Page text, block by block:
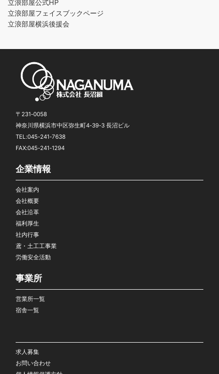
立浪部屋公式HP
立浪部屋フェイスブックページ
立浪部屋横浜後援会
〒231-0058
神奈川県横浜市中区弥生町4-39-3 長沼ビル
TEL:045-241-7638
FAX:045-241-1294
企業情報
会社案内
会社概要
会社沿革
福利厚生
社内行事
鳶・土工工事業
労働安全活動
事業所
営業所一覧
宿舎一覧
求人募集
お問い合わせ